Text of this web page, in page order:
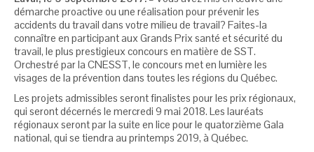
démarche proactive ou une réalisation pour prévenir les
accidents du travail dans votre milieu de travail? Faites-la
connaître en participant aux Grands Prix santé et sécurité du
travail, le plus prestigieux concours en matière de SST.
Orchestré par la CNESST, le concours met en lumière les
visages de la prévention dans toutes les régions du Québec.
Les projets admissibles seront finalistes pour les prix régionaux,
qui seront décernés le mercredi 9 mai 2018. Les lauréats
régionaux seront par la suite en lice pour le quatorzième Gala
national, qui se tiendra au printemps 2019, à Québec.